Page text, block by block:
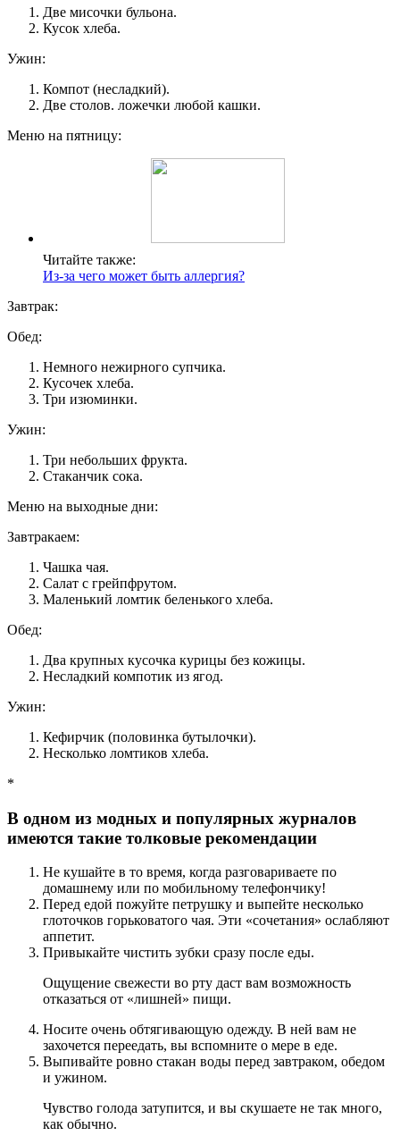
Две мисочки бульона.
Кусок хлеба.
Ужин:
Компот (несладкий).
Две столов. ложечки любой кашки.
Меню на пятницу:
Читайте также:
Из-за чего может быть аллергия?
Завтрак:
Обед:
Немного нежирного супчика.
Кусочек хлеба.
Три изюминки.
Ужин:
Три небольших фрукта.
Стаканчик сока.
Меню на выходные дни:
Завтракаем:
Чашка чая.
Салат с грейпфрутом.
Маленький ломтик беленького хлеба.
Обед:
Два крупных кусочка курицы без кожицы.
Несладкий компотик из ягод.
Ужин:
Кефирчик (половинка бутылочки).
Несколько ломтиков хлеба.
*
В одном из модных и популярных журналов
имеются такие толковые рекомендации
Не кушайте в то время, когда разговариваете по
домашнему или по мобильному телефончику!
Перед едой пожуйте петрушку и выпейте несколько
глоточков горьковатого чая. Эти «сочетания» ослабляют
аппетит.
Привыкайте чистить зубки сразу после еды.
Ощущение свежести во рту даст вам возможность
отказаться от «лишней» пищи.
Носите очень обтягивающую одежду. В ней вам не
захочется переедать, вы вспомните о мере в еде.
Выпивайте ровно стакан воды перед завтраком, обедом
и ужином.
Чувство голода затупится, и вы скушаете не так много,
как обычно.